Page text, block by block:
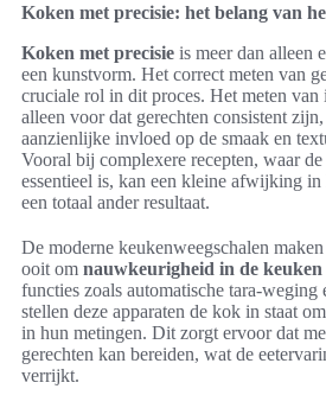
Koken met precisie: het belang van
Koken met precisie is meer dan alleen
een kunstvorm. Het correct meten van
cruciale rol in dit proces. Het meten van
alleen voor dat gerechten consistent
aanzienlijke invloed op de smaak en
Vooral bij complexere recepten, waar de
essentieel is, kan een kleine afwijking
een totaal ander resultaat.
De moderne keukenweegschalen
ooit om nauwkeurigheid in de keuken
functies zoals automatische tara-weging
stellen deze apparaten de kok in staat
in hun metingen. Dit zorgt ervoor dat
gerechten kan bereiden, wat de
verrijkt.